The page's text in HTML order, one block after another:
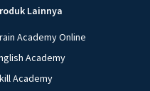
Lainnya
Academy Online
Academy
Academy